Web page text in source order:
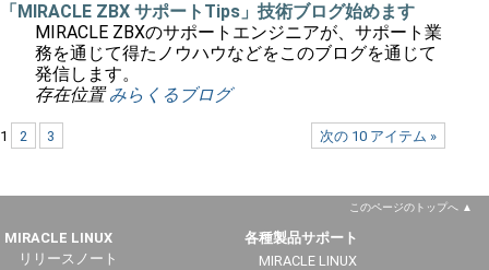
「MIRACLE ZBX サポートTips」技術ブログ始めます
MIRACLE ZBXのサポートエンジニアが、サポート業
務を通じて得たノウハウなどをこのブログを通じて
発信します。
存在位置 みらくるブログ
次の 10 アイテム »
1 2 3
このページのトップへ
MIRACLE LINUX
リリースノート
各種製品サポート
MIRACLE LINUX